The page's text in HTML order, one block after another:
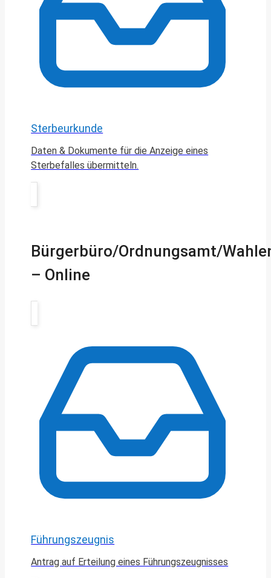
Sterbeurkunde
Daten & Dokumente für die Anzeige eines
Sterbefalles übermitteln.
Bürgerbüro/Ordnungsamt/
– Online
Führungszeugnis
Antrag auf Erteilung eines Führungszeugnisses